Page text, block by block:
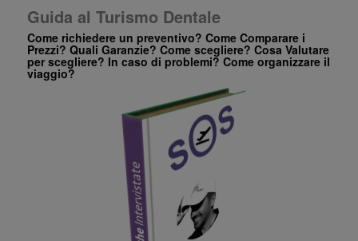
viaggio?